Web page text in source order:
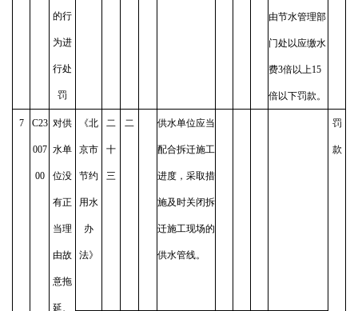
的行
为进
行处
罚
由节水管理部
门处以应缴水
费3倍以上15
倍以下罚款。
7 C23
007
00
对供
水单
位没
有正
当理
由故
意拖
延、
《北
京市
节约
用水
办
法》
二
十
三
二 供水单位应当
配合拆迁施工
进度，采取措
施及时关闭拆
迁施工现场的
供水管线。
罚
款